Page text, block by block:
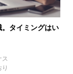
タイミングはい
ス